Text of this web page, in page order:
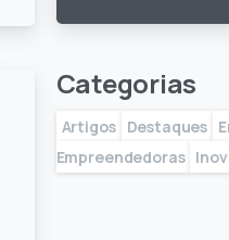
Categorias
Artigos Destaques
Empreendedoras